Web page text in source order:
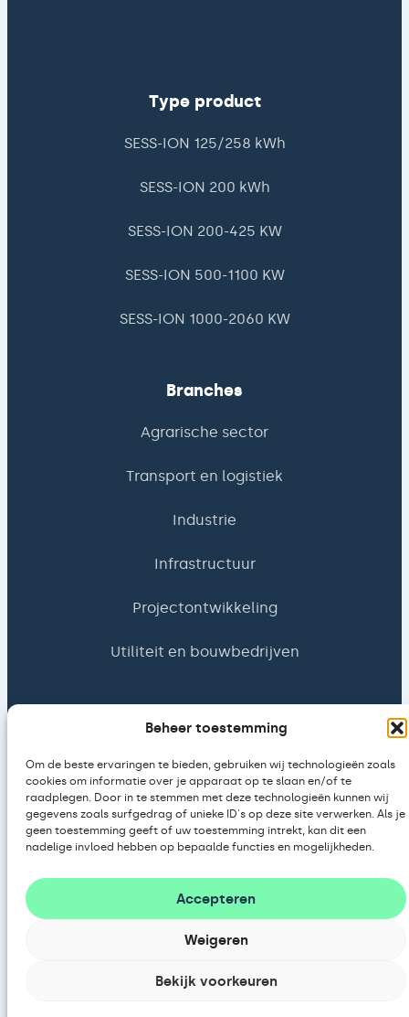
Beheer toestemming
Om de beste ervaringen te bieden, gebruiken wij technologieën zoals
cookies om informatie over je apparaat op te slaan en/of te
raadplegen. Door in te stemmen met deze technologieën kunnen wij
gegevens zoals surfgedrag of unieke ID's op deze site verwerken. Als je
geen toestemming geeft of uw toestemming intrekt, kan dit een
nadelige invloed hebben op bepaalde functies en mogelijkheden.
Accepteren
Weigeren
Bekijk voorkeuren
Type product
SESS-ION 125/258 kWh
SESS-ION 200 kWh
SESS-ION 200-425 KW
SESS-ION 500-1100 KW
SESS-ION 1000-2060 KW
Branches
Agrarische sector
Transport en logistiek
Industrie
Infrastructuur
Projectontwikkeling
Utiliteit en bouwbedrijven
Type afname
Investeren
Huren
Leasen
Loads of Energy